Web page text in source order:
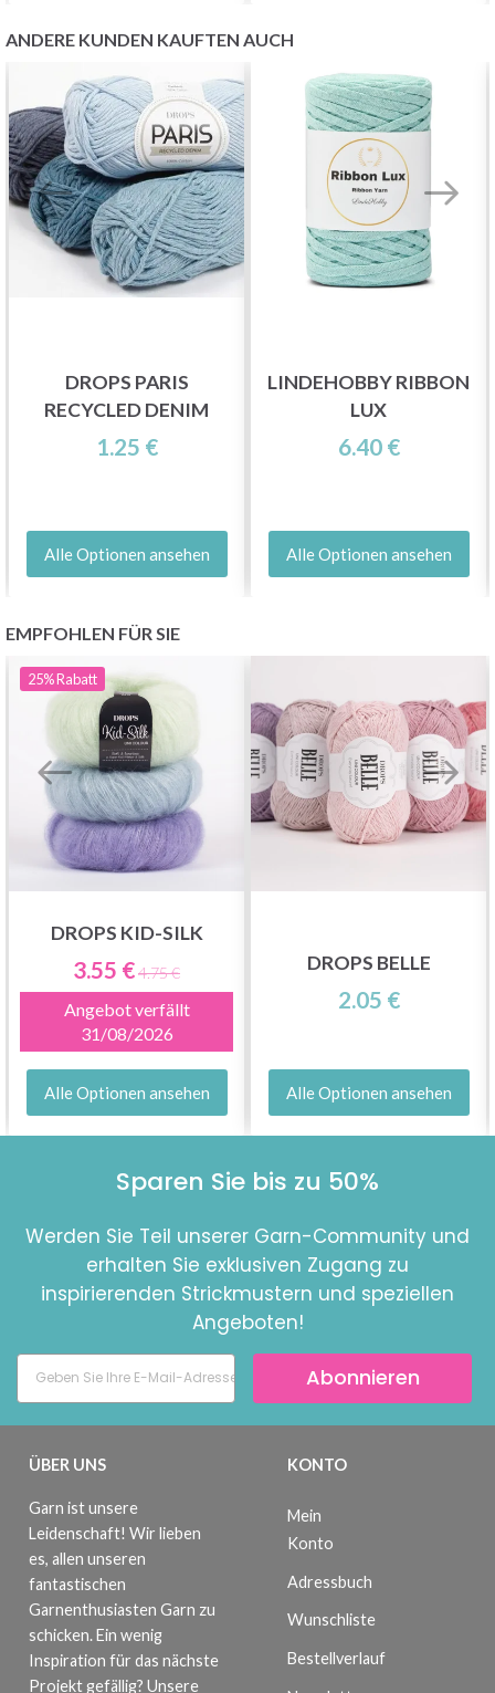
ANDERE KUNDEN KAUFTEN AUCH
DROPS PARIS
RECYCLED DENIM
1.25 €
Alle Optionen ansehen
LINDEHOBBY RIBBON
LUX
6.40 €
Alle Optionen ansehen
EMPFOHLEN FÜR SIE
25%Rabatt
DROPS KID-SILK
3.55 €4.75 €
Angebot verfällt
31/08/2026
Alle Optionen ansehen
DROPS BELLE
2.05 €
Alle Optionen ansehen
Sparen Sie bis zu 50%
Werden Sie Teil unserer Garn-Community und
erhalten Sie exklusiven Zugang zu
inspirierenden Strickmustern und speziellen
Angeboten!
Abonnieren
ÜBER UNS
Garn ist unsere
Leidenschaft! Wir lieben
es, allen unseren
fantastischen
Garnenthusiasten Garn zu
schicken. Ein wenig
Inspiration für das nächste
Projekt gefällig? Unsere
KONTO
Mein
Konto
Adressbuch
Wunschliste
Bestellverlauf